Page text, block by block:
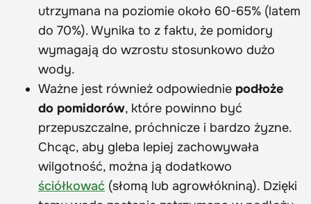
utrzymana na poziomie około 60-65% (latem
do 70%). Wynika to z faktu, że pomidory
wymagają do wzrostu stosunkowo dużo
wody.
Ważne jest również odpowiednie podłoże
do pomidorów, które powinno być
przepuszczalne, próchnicze i bardzo żyzne.
Chcąc, aby gleba lepiej zachowywała
wilgotność, można ją dodatkowo
ściółkować (słomą lub agrowłókniną). Dzięki